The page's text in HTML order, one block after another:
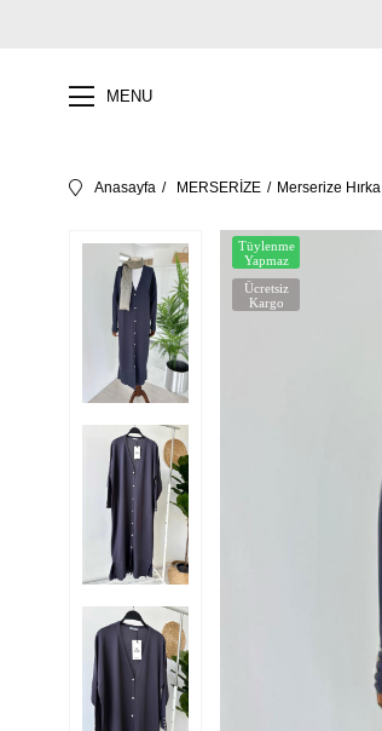
MENU
Anasayfa MERSERİZE Merserize Hırka
Ücretsiz
Kargo
Tüylenme
Yapmaz